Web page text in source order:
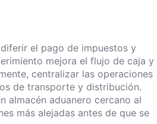
el pago de impuestos y
mejora el flujo de caja y
centralizar las operaciones
de transporte y distribución.
almacén aduanero cercano al
más alejadas antes de que se